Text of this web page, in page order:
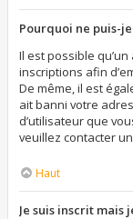
Pourquoi ne puis-
Il est possible
inscriptions afin
De même, il est
ait banni votre
d’utilisateur que
veuillez contacter
Haut
Je suis inscrit mais